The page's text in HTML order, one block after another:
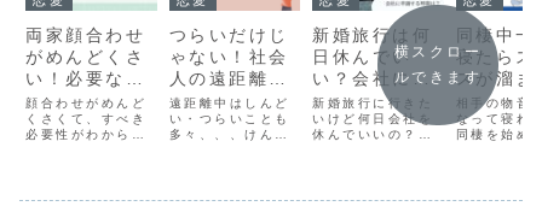
両家顔合わせ
がめんどくさ
い！必要な理
由とラクする
方法
顔合わせがめんど
くさくて、すべき
必要性がわからな
つらいだけじ
ゃない！社会
人の遠距離恋
愛よかったこ
ととは？
遠距離中はしんど
い・つらいことも
多々、、、けんか
新婚旅行は何
日休んでい
い？会社に申
請する時期
は？
新婚旅行に行きた
いけど何日会社を
休んでいいの？会
同棲中一
寝たらス
スが溜ま
睡眠不足
法
相手の物音
なって寝れ
同棲を始め
横スクロー
ルできます